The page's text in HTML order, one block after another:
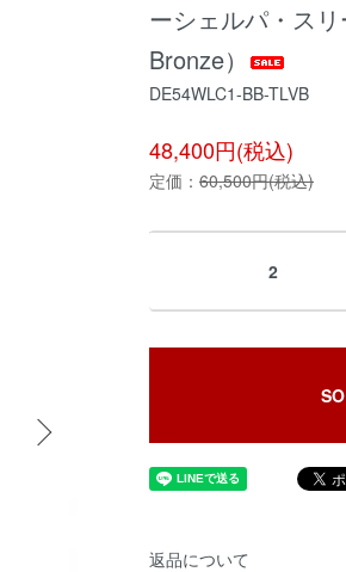
ーシェルパ・ス
Bronze）
DE54WLC1-BB-TLVB
48,400円(税込)
定価： 60,500円(税込)
2
返品について